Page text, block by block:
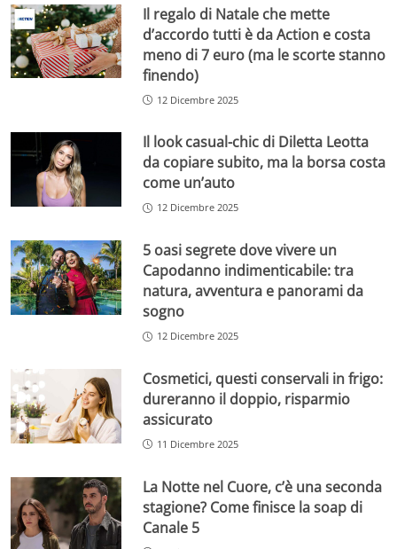
Il regalo di Natale che mette
d’accordo tutti è da Action e costa
meno di 7 euro (ma le scorte stanno
finendo)
12 Dicembre 2025
Il look casual-chic di Diletta Leotta
da copiare subito, ma la borsa costa
come un’auto
12 Dicembre 2025
5 oasi segrete dove vivere un
Capodanno indimenticabile: tra
natura, avventura e panorami da
sogno
12 Dicembre 2025
Cosmetici, questi conservali in frigo:
dureranno il doppio, risparmio
assicurato
11 Dicembre 2025
La Notte nel Cuore, c’è una seconda
stagione? Come finisce la soap di
Canale 5